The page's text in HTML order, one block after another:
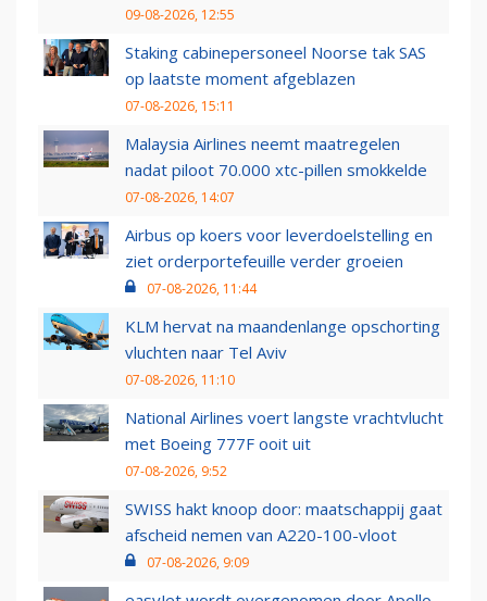
09-08-2026, 12:55
Staking cabinepersoneel Noorse tak SAS
op laatste moment afgeblazen
07-08-2026, 15:11
Malaysia Airlines neemt maatregelen
nadat piloot 70.000 xtc-pillen smokkelde
07-08-2026, 14:07
Airbus op koers voor leverdoelstelling en
ziet orderportefeuille verder groeien
07-08-2026, 11:44
KLM hervat na maandenlange opschorting
vluchten naar Tel Aviv
07-08-2026, 11:10
National Airlines voert langste vrachtvlucht
met Boeing 777F ooit uit
07-08-2026, 9:52
SWISS hakt knoop door: maatschappij gaat
afscheid nemen van A220-100-vloot
07-08-2026, 9:09